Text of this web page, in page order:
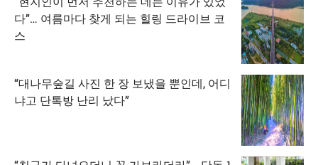
다”… 여름마다 찾게 되는 힐링 드라이브 코
스
“대나무숲길 사진 한 장 보냈을 뿐인데, 어디
냐고 단톡방 난리 났다”